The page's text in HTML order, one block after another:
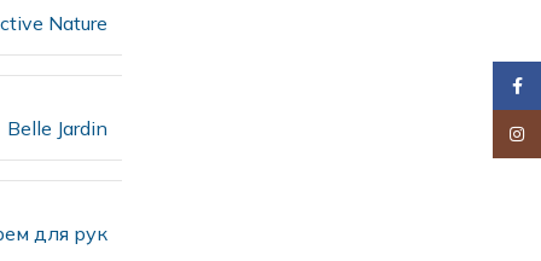
Nature
Belle Jardin
для рук